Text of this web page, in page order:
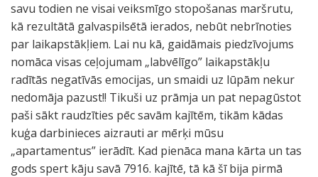
savu todien ne visai veiksmīgo stopošanas maršrutu,
kā rezultātā galvaspilsētā ierados, nebūt nebrīnoties
par laikapstākļiem. Lai nu kā, gaidāmais piedzīvojums
nomāca visas ceļojumam „labvēlīgo” laikapstākļu
radītās negatīvās emocijas, un smaidi uz lūpām nekur
nedomāja pazust!! Tikuši uz prāmja un pat nepagūstot
paši sākt raudzīties pēc savām kajītēm, tikām kādas
kuģa darbinieces aizrauti ar mērķi mūsu
„apartamentus” ierādīt. Kad pienāca mana kārta un tas
gods spert kāju savā 7916. kajītē, tā kā šī bija pirmā